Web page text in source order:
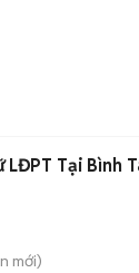
Tại Bình
mới)